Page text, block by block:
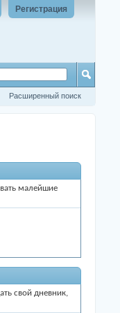
Регистрация
Расширенный поиск
малейшие
свой дневник,